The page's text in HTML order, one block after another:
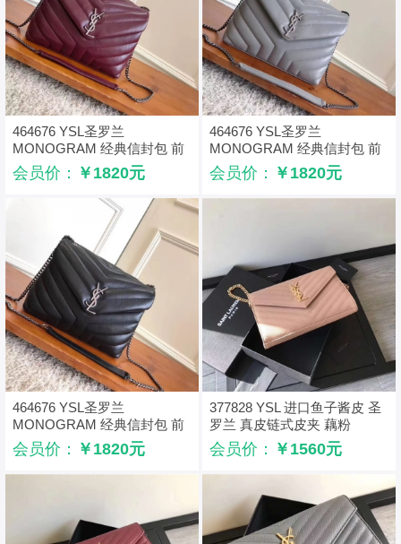
464676 YSL圣罗兰
MONOGRAM 经典信封包 前
翻盖 链条包 枣红色
会员价： ￥1820元
464676 YSL圣罗兰
MONOGRAM 经典信封包 前
翻盖 链条包 灰色
会员价： ￥1820元
464676 YSL圣罗兰
MONOGRAM 经典信封包 前
翻盖 链条包 黑色
会员价： ￥1820元
377828 YSL 进口鱼子酱皮 圣
罗兰 真皮链式皮夹 藕粉
会员价： ￥1560元